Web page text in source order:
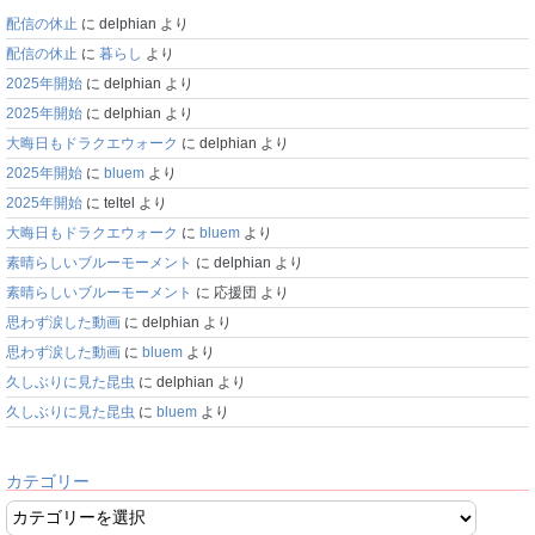
配信の休止 に delphian より
配信の休止 に 暮らし より
2025年開始 に delphian より
2025年開始 に delphian より
大晦日もドラクエウォーク に delphian より
2025年開始 に bluem より
2025年開始 に teltel より
大晦日もドラクエウォーク に bluem より
素晴らしいブルーモーメント に delphian より
素晴らしいブルーモーメント に 応援団 より
思わず涙した動画 に delphian より
思わず涙した動画 に bluem より
久しぶりに見た昆虫 に delphian より
久しぶりに見た昆虫 に bluem より
カテゴリー